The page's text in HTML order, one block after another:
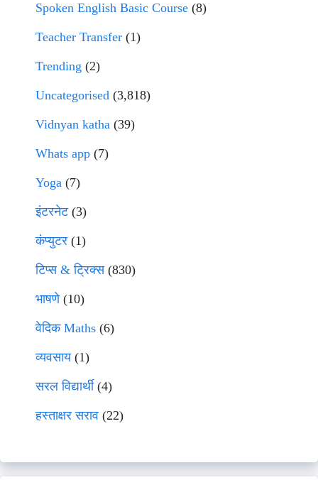
Spoken English Basic Course (8)
Teacher Transfer (1)
Trending (2)
Uncategorised (3,818)
Vidnyan katha (39)
Whats app (7)
Yoga (7)
इंटरनेट(3)
कंप्युटर (1)
टिप्स & ट्रिक्स(830)
भाषणे(10)
वेदिक Maths (6)
व्यवसाय(1)
सरल विद्यार्थी(4)
हस्ताक्षर सराव (22)